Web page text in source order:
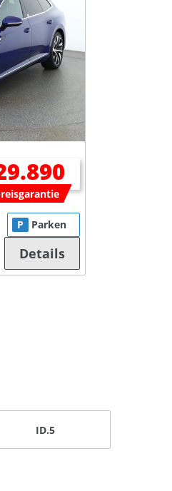
P Parken
Details
ID.5